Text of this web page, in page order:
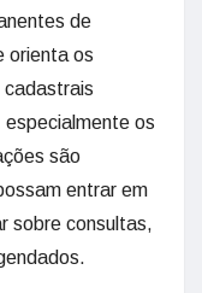
de
orienta os
cadastrais
especialmente os
são
entrar em
sobre consultas,